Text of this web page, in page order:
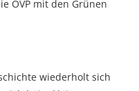
ÖVP mit den Grünen
wiederholt sich